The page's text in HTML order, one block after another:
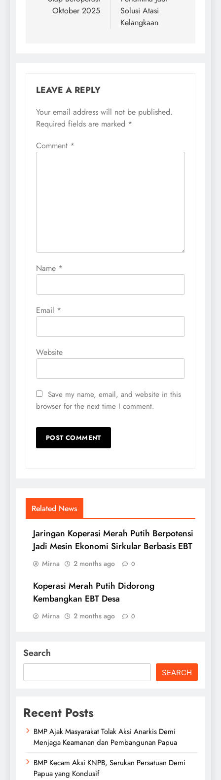
Oktober 2025
Solusi Atasi
Kelangkaan
LEAVE A REPLY
Your email address will not be published.
Required fields are marked *
Comment *
Name *
Email *
Website
Save my name, email, and website in this
browser for the next time I comment.
Related News
Jaringan Koperasi Merah Putih Berpotensi
Jadi Mesin Ekonomi Sirkular Berbasis EBT
Mirna 2 months ago 0
Koperasi Merah Putih Didorong
Kembangkan EBT Desa
Mirna 2 months ago 0
Search
SEARCH
Recent Posts
BMP Ajak Masyarakat Tolak Aksi Anarkis Demi
Menjaga Keamanan dan Pembangunan Papua
BMP Kecam Aksi KNPB, Serukan Persatuan Demi
Papua yang Kondusif